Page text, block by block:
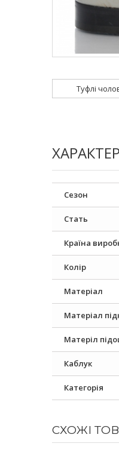
Туфлі
Сезон
Стать
Країна
Колір
Матеріал
Матеріал
Матеріл
Каблук
Категорія
СХОЖІ